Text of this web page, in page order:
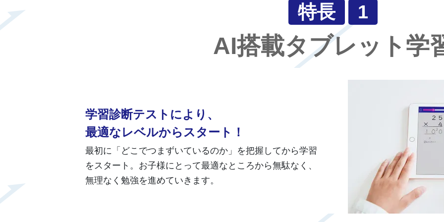
特長 1
AI搭載タブレット学
学習診断テストにより、
最適なレベルからスタート！
最初に「どこでつまずいているのか」を把握してから学習
をスタート。お子様にとって最適なところから無駄なく、
無理なく勉強を進めていきます。